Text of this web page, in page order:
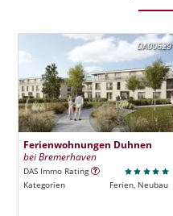
DA00629
Ferienwohnungen Duhnen
bei Bremerhaven
DAS Immo Rating
Kategorien
Ferien, Neubau